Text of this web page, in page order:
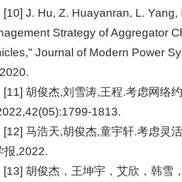
[10] J. Hu, Z. Huayanran, L.
Strategy of Aggregator
Journal of Modern Power
[11] 胡俊杰,刘雪涛,王程.考虑网络
1813.
[12] 马浩天,胡俊杰,童宇轩.考虑灵
报,2022.
[13] 胡俊杰，王坤宇，艾欣，韩雪